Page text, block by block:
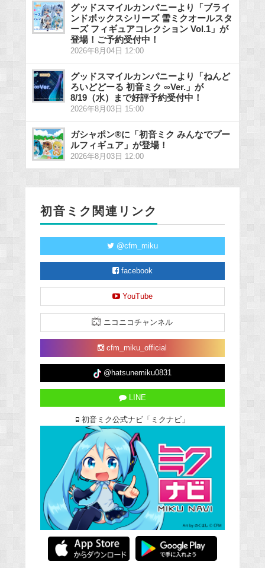
グッドスマイルカンパニーより「ブライ
ンドボックスシリーズ 雪ミクオールスタ
ーズ フィギュアコレクション Vol.1」が
登場！ご予約受付中！
2026年8月04日 12:00
グッドスマイルカンパニーより「ねんど
ろいどどーる 初音ミク ∞Ver.」が
8/19（水）まで好評予約受付中！
2026年8月03日 15:00
ガシャポン®に「初音ミク みんなでプー
ルフィギュア」が登場！
2026年8月03日 12:00
初音ミク関連リンク
@cfm_miku
facebook
YouTube
ニコニコチャンネル
cfm_miku_official
@hatsunemiku0831
LINE
初音ミク公式ナビ「ミクナビ」